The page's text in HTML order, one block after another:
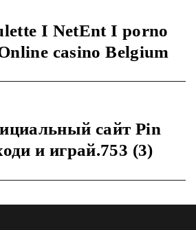
I NetEnt I porno
casino Belgium
сайт Pin
и играй.753 (3)